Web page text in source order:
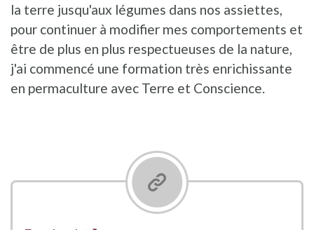
la terre jusqu'aux légumes dans nos assiettes,
pour continuer à modifier mes comportements et
être de plus en plus respectueuses de la nature,
j'ai commencé une formation très enrichissante
en permaculture avec Terre et Conscience.